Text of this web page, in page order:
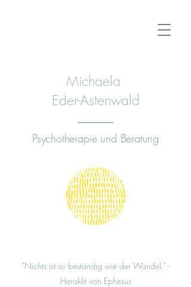
Michaela
Eder-Astenwald
Psychotherapie und Beratung
"Nichts ist so beständig wie der Wandel." -
Heraklit von Ephesus